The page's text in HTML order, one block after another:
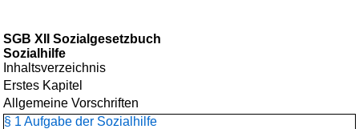
SGB XII Sozialgesetzbuch
Sozialhilfe
Inhaltsverzeichnis
Erstes Kapitel
Allgemeine Vorschriften
§ 1 Aufgabe der Sozialhilfe